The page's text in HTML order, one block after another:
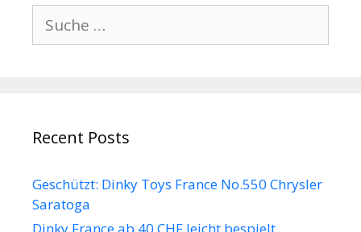
nach:
Recent Posts
Geschützt: Dinky Toys France No.550 Chrysler
Saratoga